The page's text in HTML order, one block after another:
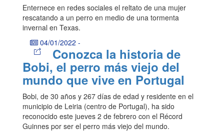
Enternece en redes sociales el reltato de una mujer
rescatando a un perro en medio de una tormenta
invernal en Texas.
04/01/2022 -
Conozca la historia de
Bobi, el perro más viejo del
mundo que vive en Portugal
Bobi, de 30 años y 267 días de edad y residente en el
municipio de Leiria (centro de Portugal), ha sido
reconocido este jueves 2 de febrero con el Récord
Guinnes por ser el perro más viejo del mundo.